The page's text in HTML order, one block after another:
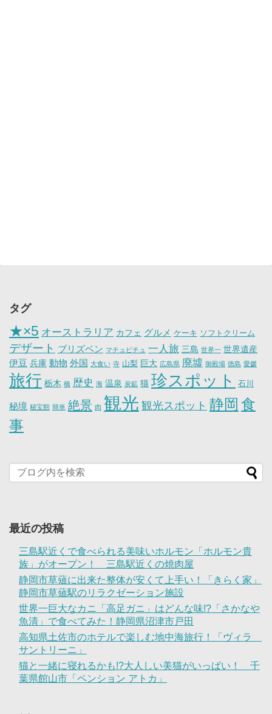
タグ
★×5 オーストラリア カフェ グルメ ケーキ ソフトクリーム
デザート ブリズベン マチュピチュ 一人旅 三島 世界一 世界遺産
伊豆 兵庫 動物 外国 大食い 寺 山梨 巨大 広島県 廃墟 御殿場 徳島 愛媛
旅行 栃木 橋 歴史 海 温泉 炭鉱 猫 珍スポット 石川
秘境 秘宝館 簡単 絶景 肉 観光 観光スポット 静岡 食
事
最近の投稿
三島駅近くで食べられる美味いホルモン「ホルモン貴
族」がオープン！ 三島駅近くの焼肉屋
静岡市草薙に出来た整体が安くて上手い！「きらく家」
静岡市草薙駅のリラクゼーション施設
世界一巨大なカニ「高足ガニ」はどんな味!?「さかなや
魚清」で食べてみた！静岡県沼津市戸田
高知県土佐市のホテルで楽しむ地中海旅行！「ヴィラ
サントリーニ」
猫と一緒に寝れるかも!?大人しい美猫がいっぱい！ 千
葉県館山市「ペンション アトカ」